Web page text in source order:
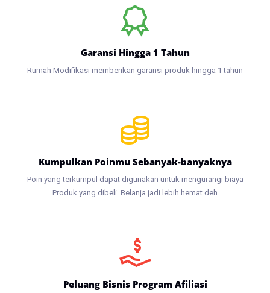
Garansi Hingga 1 Tahun
Rumah Modifikasi memberikan garansi produk hingga 1 tahun
Kumpulkan Poinmu Sebanyak-banyaknya
Poin yang terkumpul dapat digunakan untuk mengurangi biaya
Produk yang dibeli. Belanja jadi lebih hemat deh
Peluang Bisnis Program Afiliasi